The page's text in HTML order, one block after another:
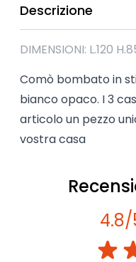
Descrizione
DIMENSIONI: L.120
Comò bombato in
bianco opaco. I 3
articolo un pezzo
vostra casa